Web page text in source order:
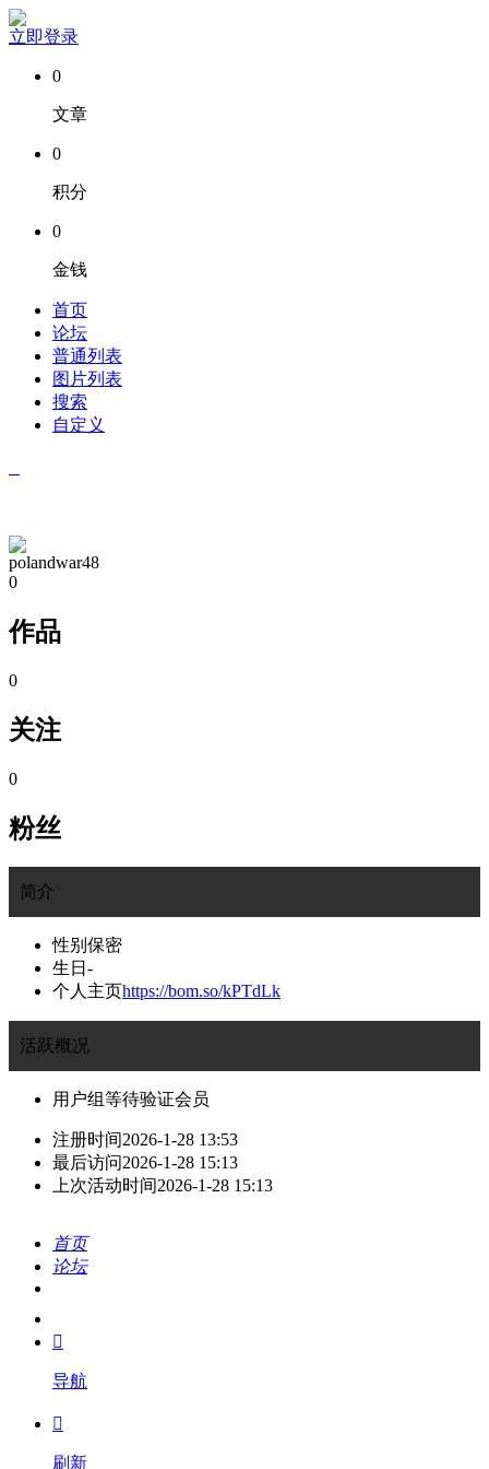
立即登录
0
文章
0
积分
0
金钱
首页
论坛
普通列表
图片列表
搜索
自定义
polandwar48
0
作品
0
关注
0
粉丝
简介
性别 保密
生日 -
个人主页https://bom.so/kPTdLk
活跃概况
用户组等待验证会员
注册时间2026-1-28 13:53
最后访问2026-1-28 15:13
上次活动时间2026-1-28 15:13
首页
论坛
我的

导航

刷新